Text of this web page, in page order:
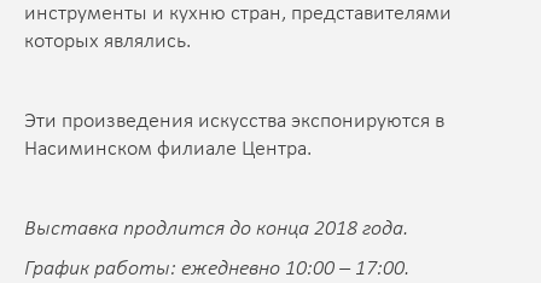
инструменты и кухню стран, представителями
которых являлись.
Эти произведения искусства экспонируются в
Насиминском филиале Центра.
Выставка продлится до конца 2018 года.
График работы: ежедневно 10:00 – 17:00.